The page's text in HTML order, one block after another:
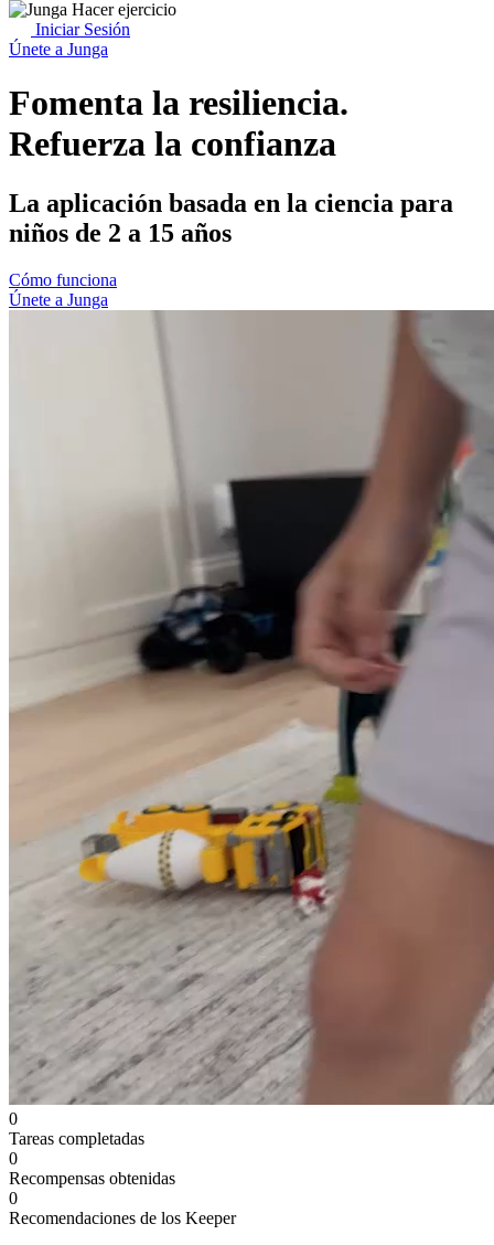
Iniciar Sesión
Únete a Junga
Fomenta la resiliencia.
Refuerza la confianza
La aplicación basada en la ciencia para
niños de 2 a 15 años
Cómo funciona
Únete a Junga
0
Tareas completadas
0
Recompensas obtenidas
0
Recomendaciones de los Keeper